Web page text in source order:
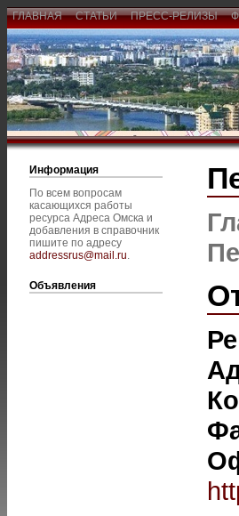
ГЛАВНАЯ СТАТЬИ ПРЕСС-РЕЛИЗЫ
Информация
По всем вопросам
касающихся работы
ресурса Адреса Омска и
добавления в справочник
пишите по адресу
addressrus@mail.ru.
Объявления